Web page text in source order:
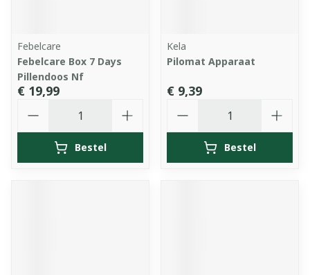
Febelcare
Febelcare Box 7 Days
Pillendoos Nf
€ 19,99
Bestel
Kela
Pilomat Apparaat
€ 9,39
Bestel